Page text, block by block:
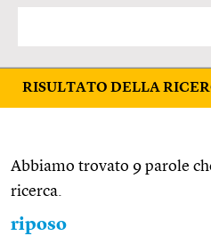
RISULTATO DELLA
Abbiamo trovato 9 parole
ricerca.
riposo